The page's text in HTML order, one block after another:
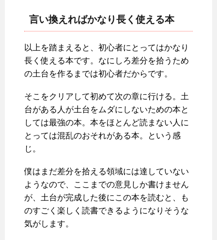
言い換えればかなり長く使える本
以上を踏まえると、初心者にとってはかなり
長く使える本です。なにしろ差分を拾うため
の土台を作るまでは初心者だからです。
そこをクリアして初めて次の章に行ける。土
台がある人が土台をムダにしないための本と
しては最強の本。本をほとんど読まない人に
とっては混乱のおそれがある本。という感
じ。
僕はまだ差分を拾える領域には達していない
ようなので、ここまでの意見しか書けません
が、土台が完成した後にこの本を読むと、も
のすごく楽しく読書できるようになりそうな
気がします。